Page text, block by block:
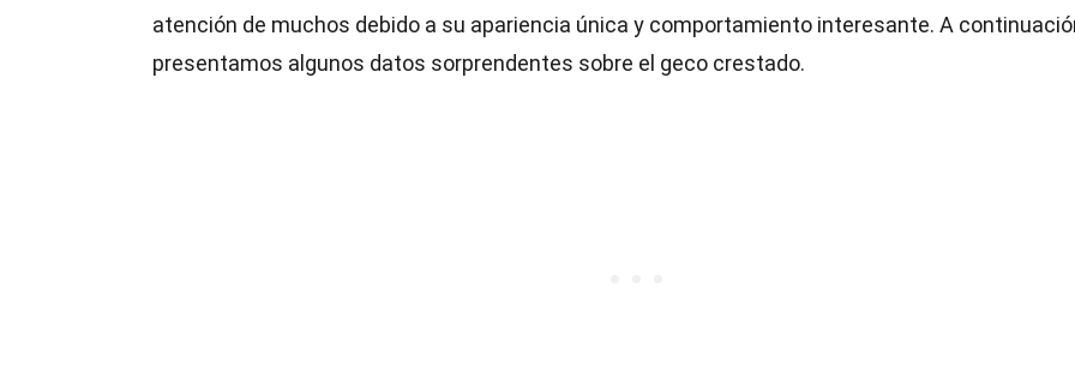
atención de muchos debido a su apariencia única y comportamiento interesante. A
presentamos algunos datos sorprendentes sobre el geco crestado.